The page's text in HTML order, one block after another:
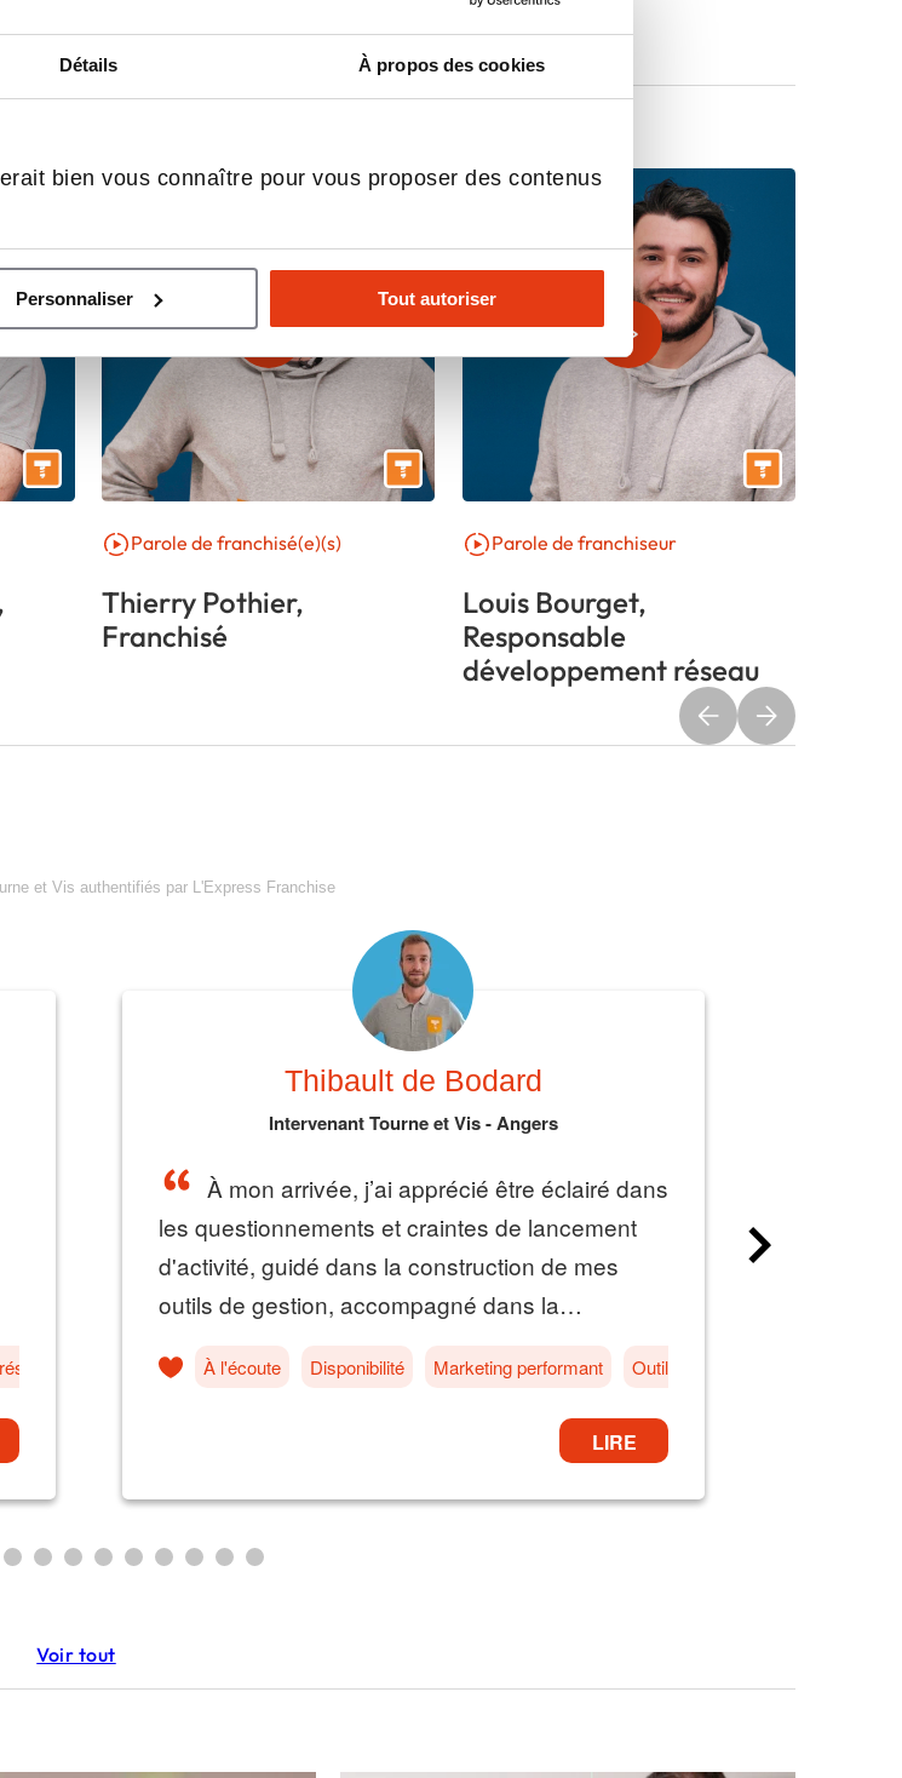
Détails À propos des cookies
bien vous connaître pour vous proposer des contenus
Personnaliser Tout autoriser
Thierry Pothier,
Franchisé
Parole de franchisé(e)(s)
Louis Bourget,
Responsable
développement réseau
Parole de franchiseur
Voir tout